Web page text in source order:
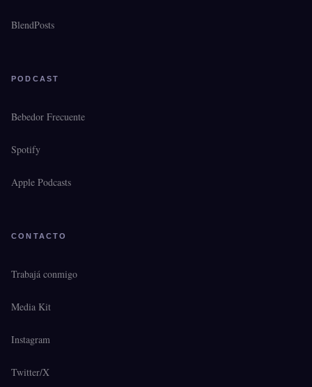
BlendPosts
PODCAST
Bebedor Frecuente
Spotify
Apple Podcasts
CONTACTO
Trabajá conmigo
Media Kit
Instagram
Twitter/X